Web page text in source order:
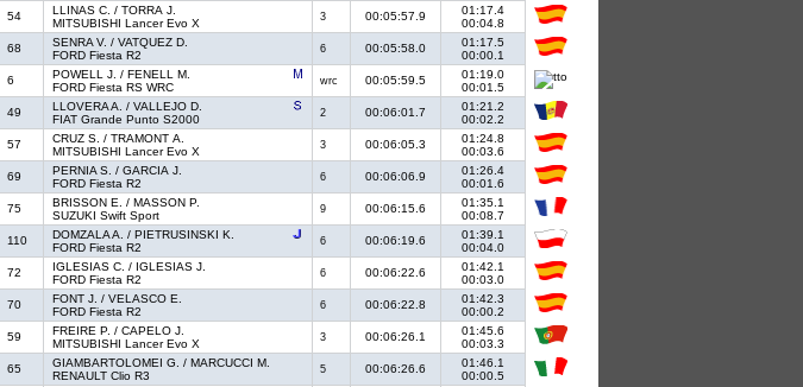
54
LLINAS C. / TORRA J.
MITSUBISHI Lancer Evo X
3 00:05:57.9
01:17.4
00:04.8
68
SENRA V. / VATQUEZ D.
FORD Fiesta R2
6 00:05:58.0
01:17.5
00:00.1
6
POWELL J. / FENELL M.
FORD Fiesta RS WRC
wrc 00:05:59.5
01:19.0
00:01.5
49
LLOVERA A. / VALLEJO D.
FIAT Grande Punto S2000
2 00:06:01.7
01:21.2
00:02.2
57
CRUZ S. / TRAMONT A.
MITSUBISHI Lancer Evo X
3 00:06:05.3
01:24.8
00:03.6
69
PERNIA S. / GARCIA J.
FORD Fiesta R2
6 00:06:06.9
01:26.4
00:01.6
75
BRISSON E. / MASSON P.
SUZUKI Swift Sport
9 00:06:15.6
01:35.1
00:08.7
110
DOMZALA A. / PIETRUSINSKI K.
FORD Fiesta R2
6 00:06:19.6
01:39.1
00:04.0
72
IGLESIAS C. / IGLESIAS J.
FORD Fiesta R2
6 00:06:22.6
01:42.1
00:03.0
70
FONT J. / VELASCO E.
FORD Fiesta R2
6 00:06:22.8
01:42.3
00:00.2
59
FREIRE P. / CAPELO J.
MITSUBISHI Lancer Evo X
3 00:06:26.1
01:45.6
00:03.3
65
GIAMBARTOLOMEI G. / MARCUCCI M.
RENAULT Clio R3
5 00:06:26.6
01:46.1
00:00.5